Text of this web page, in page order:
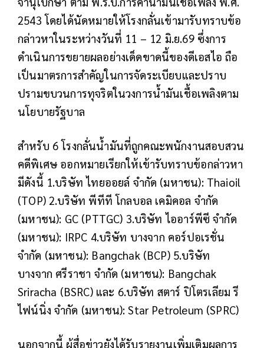
2543 โดยได้นัดหมายให้โรงกลั่นเข้ามารับทราบข้อ
กล่าวหาในระหว่างวันที่ 11 – 12 มิ.ย.69 ซึ่งการ
ดำเนินการขยายผลอย่างเด็ดขาดนี้ของดีเอสไอ ถือ
เป็นมาตรการสำคัญในการจัดระเบียบและปราบ
ปรามขบวนการทุจริตในวงการน้ำมันเชื้อเพลิงตาม
นโยบายรัฐบาล
สำหรับ 6 โรงกลั่นน้ำมันที่ถูกคณะพนักงานสอบสวน
คดีพิเศษ ออกหมายเรียกให้เข้ารับทราบข้อกล่าวหา
มีดังนี้ 1.บริษัท ไทยออยล์ จำกัด (มหาชน): Thaioil
(TOP) 2.บริษัท พีทีที โกลบอล เคมิคอล จำกัด
(มหาชน): GC (PTTGC) 3.บริษัท ไออาร์พีซี จำกัด
(มหาชน): IRPC 4.บริษัท บางจาก คอร์ปอเรชั่น
จำกัด (มหาชน): Bangchak (BCP) 5.บริษัท
บางจาก ศรีราชา จำกัด (มหาชน): Bangchak
Sriracha (BSRC) และ 6.บริษัท สตาร์ ปิโตรเลียม รี
ไฟน์นิ่ง จำกัด (มหาชน): Star Petroleum (SPRC)
นอกจากนี้ ผู้สื่อข่าวยังได้รับรายงานเพิ่มเติมผลการ